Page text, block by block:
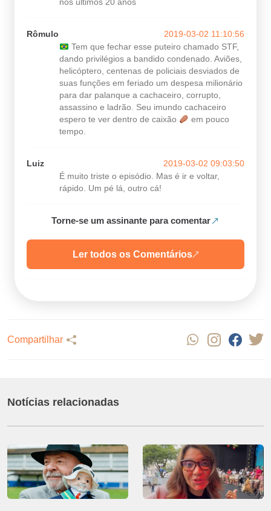
nos últimos 20 anos
Rômulo
2019-03-02 11:10:56
Tem que fechar esse puteiro chamado STF,
dando privilégios a bandido condenado. Aviões,
helicóptero, centenas de policiais desviados de
suas funções em feriado um despesa milionário
para dar palanque a cachaceiro, corrupto,
assassino e ladrão. Seu imundo cachaceiro
espero te ver dentro de caixão
em pouco
tempo.
Luiz
2019-03-02 09:03:50
É muito triste o episódio. Mas é ir e voltar,
rápido. Um pé lá, outro cá!
Torne-se um assinante para comentar
Ler todos os Comentários
Compartilhar
Notícias relacionadas